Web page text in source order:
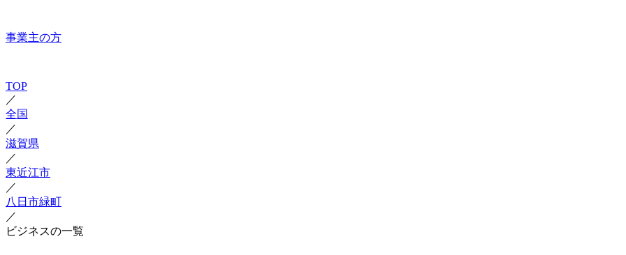
事業主の方
TOP
／
全国
／
滋賀県
／
東近江市
／
八日市緑町
／
ビジネスの一覧